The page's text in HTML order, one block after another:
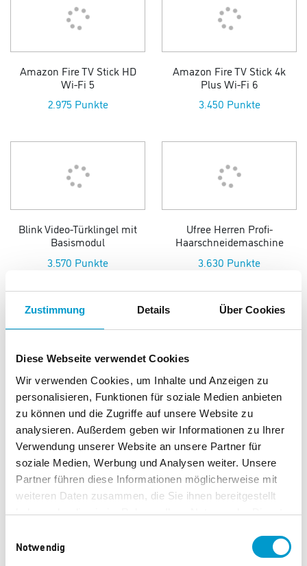
Zustimmung Details Über Cookies
Diese Webseite verwendet Cookies
Wir verwenden Cookies, um Inhalte und Anzeigen zu
personalisieren, Funktionen für soziale Medien anbieten
zu können und die Zugriffe auf unsere Website zu
analysieren. Außerdem geben wir Informationen zu Ihrer
Verwendung unserer Website an unsere Partner für
soziale Medien, Werbung und Analysen weiter. Unsere
Partner führen diese Informationen möglicherweise mit
weiteren Daten zusammen, die Sie ihnen bereitgestellt
haben oder die sie im Rahmen Ihrer Nutzung der Dienste
Notwendig
Amazon Fire TV Stick HD
Wi-Fi 5
2.975 Punkte
Amazon Fire TV Stick 4k
Plus Wi-Fi 6
3.450 Punkte
Blink Video-Türklingel mit
Basismodul
3.570 Punkte
Ufree Herren Profi-
Haarschneidemaschine
3.630 Punkte
Amazon Echo Dot
4.045 Punkte
AMAZON Gutschein 50€
digitaler Code
5.000 Punkte
Amazon Echo Show 5
Amazon Echo Spot -
Smarter Wecker